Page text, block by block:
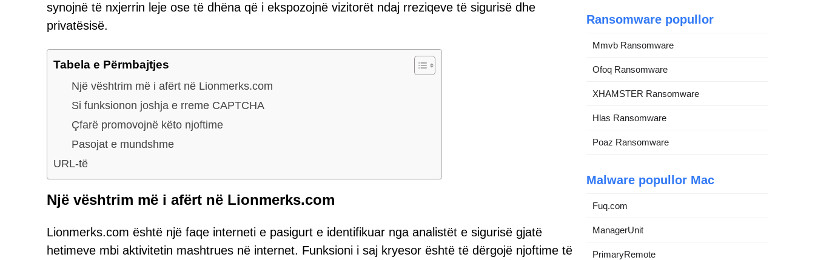
synojnë të nxjerrin leje ose të dhëna që i ekspozojnë vizitorët ndaj rreziqeve të sigurisë dhe
privatësisë.
Tabela e Përmbajtjes
Një vështrim më i afërt në Lionmerks.com
Si funksionon joshja e rreme CAPTCHA
Çfarë promovojnë këto njoftime
Pasojat e mundshme
URL-të
Një vështrim më i afërt në Lionmerks.com
Lionmerks.com është një faqe interneti e pasigurt e identifikuar nga analistët e sigurisë gjatë
hetimeve mbi aktivitetin mashtrues në internet. Funksioni i saj kryesor është të dërgojë njoftime të
Ransomware popullor
Mmvb Ransomware
Ofoq Ransomware
XHAMSTER Ransomware
Hlas Ransomware
Poaz Ransomware
Malware popullor Mac
Fuq.com
ManagerUnit
PrimaryRemote